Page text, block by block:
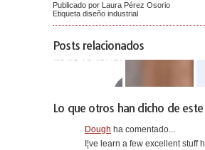
Publicado por Laura Pérez Osorio
Etiqueta diseño industrial
Posts relacionados
Lo que otros han dicho de
Dough ha comentado...
I¦ve learn a few excellent stuff